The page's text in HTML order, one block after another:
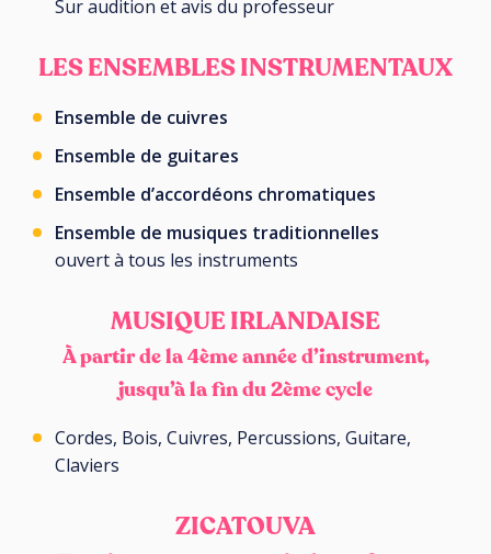
Sur audition et avis du professeur
LES ENSEMBLES INSTRUMENTAUX
Ensemble de cuivres
Ensemble de guitares
Ensemble d’accordéons chromatiques
Ensemble de musiques traditionnelles
ouvert à tous les instruments
MUSIQUE IRLANDAISE
À partir de la 4ème année d’instrument,
jusqu’à la fin du 2ème cycle
Cordes, Bois, Cuivres, Percussions, Guitare,
Claviers
ZICATOUVA